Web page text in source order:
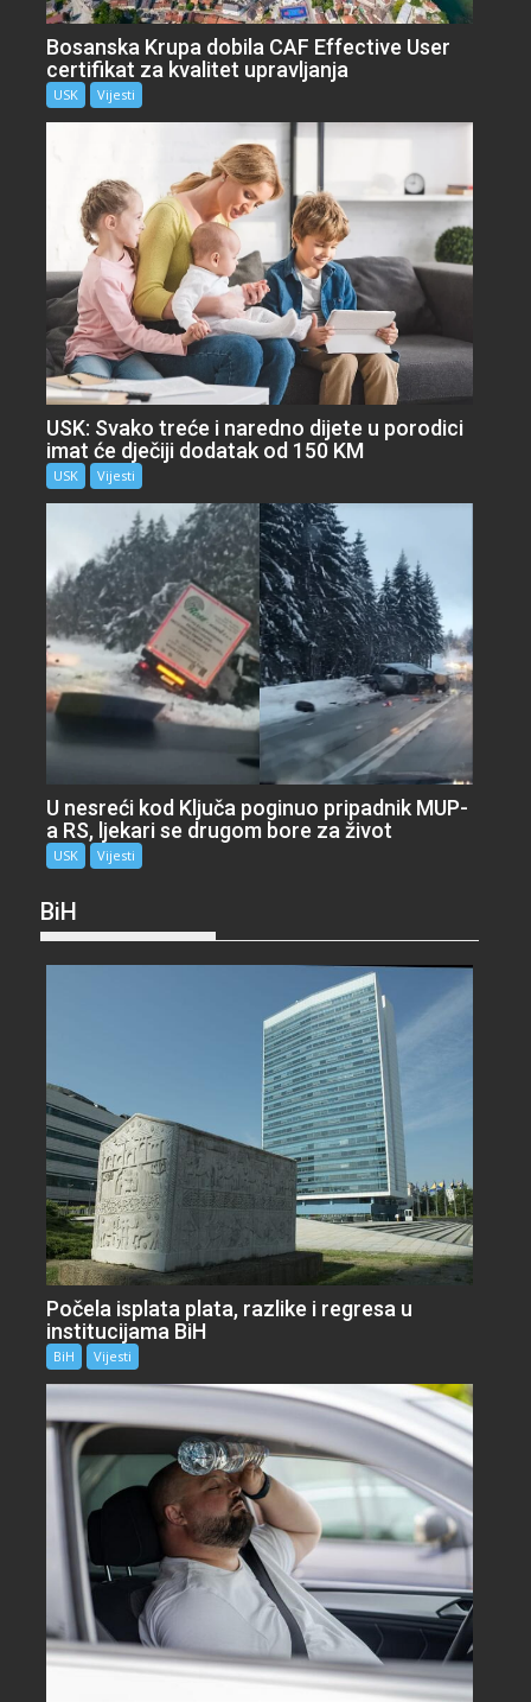
Bosanska Krupa dobila CAF Effective User
certifikat za kvalitet upravljanja
USK Vijesti
USK: Svako treće i naredno dijete u porodici
imat će dječiji dodatak od 150 KM
USK Vijesti
U nesreći kod Ključa poginuo pripadnik MUP-
a RS, ljekari se drugom bore za život
USK Vijesti
BiH
Počela isplata plata, razlike i regresa u
institucijama BiH
BiH Vijesti